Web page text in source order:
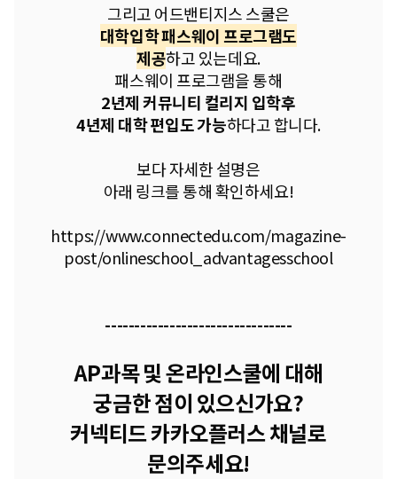
그리고 어드밴티지스 스쿨은
대학입학 패스웨이 프로그램도
제공하고 있는데요.
패스웨이 프로그램을 통해
​2년제 커뮤니티 컬리지 입학후
4년제 대학 편입도 가능하다고 합니다.
보다 자세한 설명은
아래 링크를 통해 확인하세요!
https://www.connectedu.com/magazine-
post/onlineschool_advantagesschool
--------------------------------
AP과목 및 온라인스쿨에 대해
궁금한 점이 있으신가요?
커넥티드 카카오플러스 채널로
문의주세요!